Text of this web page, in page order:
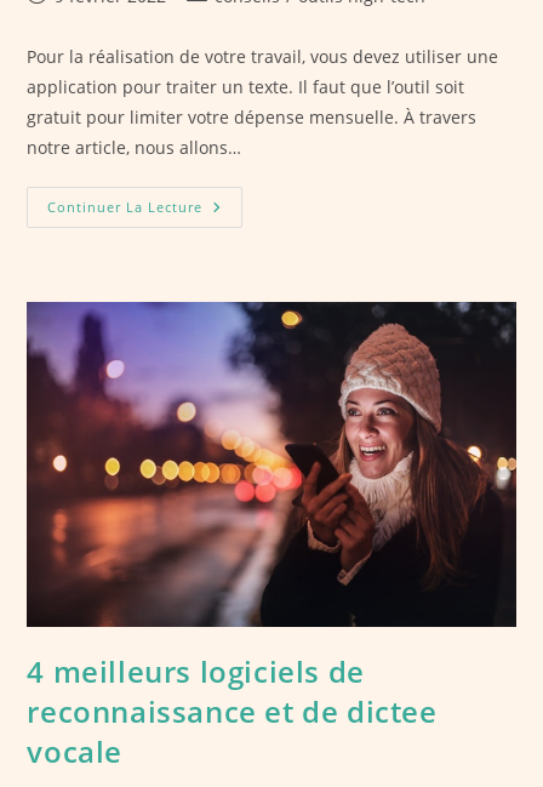
Pour la réalisation de votre travail, vous devez utiliser une
application pour traiter un texte. Il faut que l’outil soit
gratuit pour limiter votre dépense mensuelle. À travers
notre article, nous allons…
Continuer La Lecture Les
Meilleurs
Texte
Gratuits
4 meilleurs logiciels de
reconnaissance et de dictee
vocale